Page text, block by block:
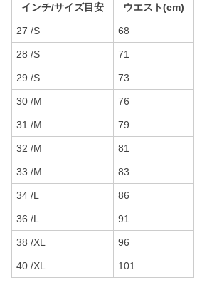
インチ/サイズ目安 ウエスト(cm)
27 /S 68
28 /S 71
29 /S 73
30 /M 76
31 /M 79
32 /M 81
33 /M 83
34 /L 86
36 /L 91
38 /XL 96
40 /XL 101